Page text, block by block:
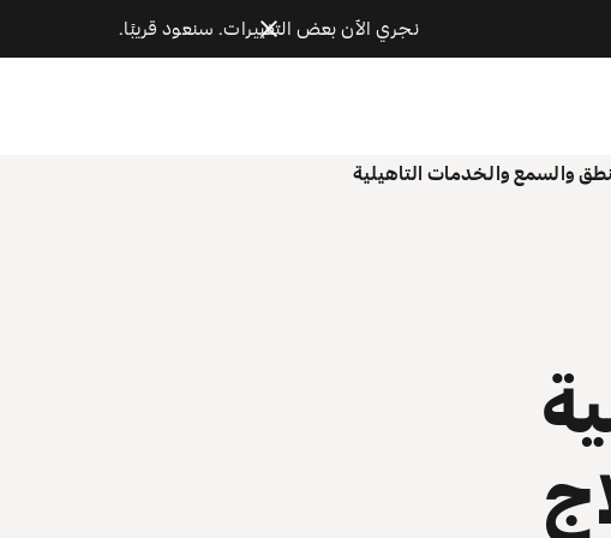
نجري الآن بعض التغييرات. سنعود قريبًا.
والسمع والخدمات التاهيلية